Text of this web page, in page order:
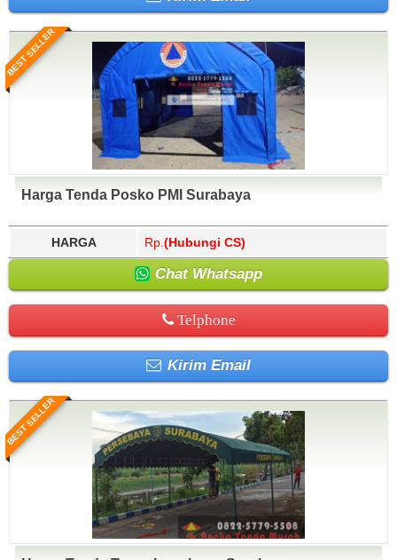
BEST SELLER
Harga Tenda Posko PMI Surabaya
HARGA Rp. (Hubungi CS)
Chat Whatsapp
Telphone
Kirim Email
BEST SELLER